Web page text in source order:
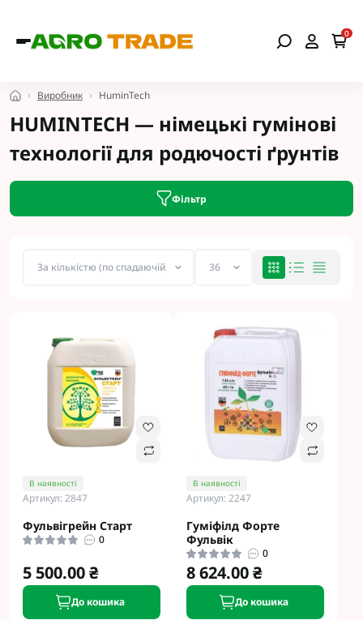
0
Виробник HuminTech
HUMINTECH — німецькі гумінові
технології для родючості ґрунтів
Фільтр
В наявності
Артикул: 2847
Фульвігрейн Старт
0
5 500.00 ₴
До кошика
В наявності
Артикул: 2247
Гуміфілд Форте
Фульвік
0
8 624.00 ₴
До кошика